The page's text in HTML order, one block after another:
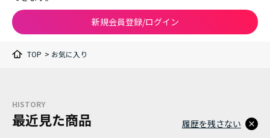
新規会員登録/ログイン
TOP > お気に入り
HISTORY
最近見た商品 履歴を残さない